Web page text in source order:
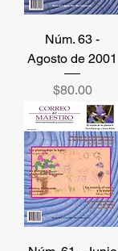
Núm. 63 -
Agosto de 2001
Precio
$80.00